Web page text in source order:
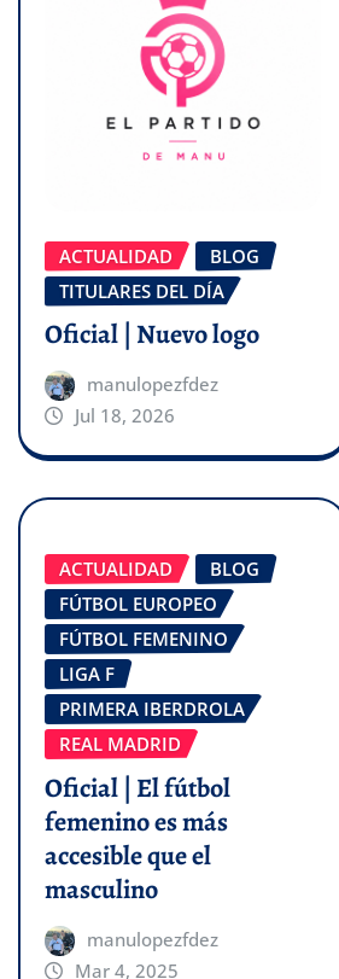
ACTUALIDAD
BLOG
TITULARES DEL DÍA
Oficial | Nuevo logo
manulopezfdez
Jul 18, 2026
ACTUALIDAD
BLOG
FÚTBOL EUROPEO
FÚTBOL FEMENINO
LIGA F
PRIMERA IBERDROLA
REAL MADRID
Oficial | El fútbol
femenino es más
accesible que el
masculino
manulopezfdez
Mar 4, 2025